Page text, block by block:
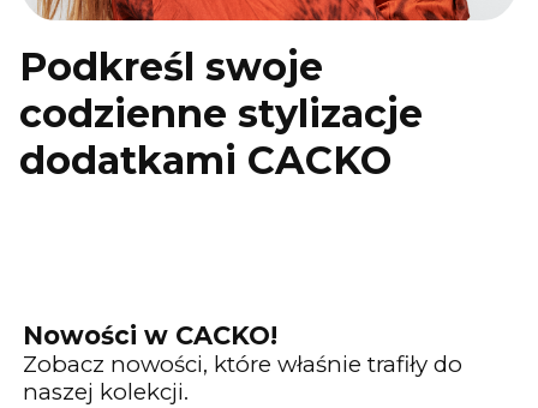
Podkreśl swoje
codzienne stylizacje
dodatkami CACKO
Nowości w CACKO!
Zobacz nowości, które właśnie trafiły do
naszej kolekcji.